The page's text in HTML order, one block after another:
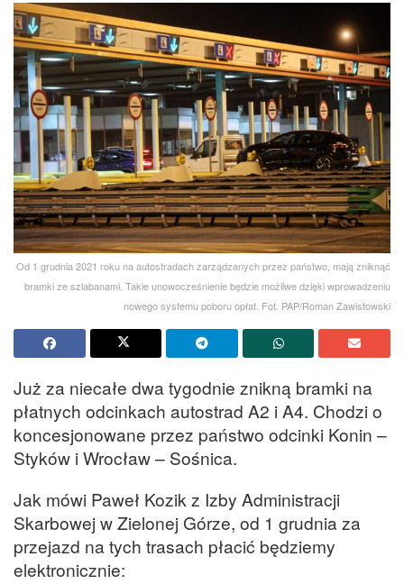
Od 1 grudnia 2021 roku na autostradach zarządzanych przez państwo, mają zniknąć
bramki ze szlabanami. Takie unowocześnienie będzie możliwe dzięki wprowadzeniu
nowego systemu poboru opłat. Fot. PAP/Roman Zawistowski
Już za niecałe dwa tygodnie znikną bramki na
płatnych odcinkach autostrad A2 i A4. Chodzi o
koncesjonowane przez państwo odcinki Konin –
Styków i Wrocław – Sośnica.
Jak mówi Paweł Kozik z Izby Administracji
Skarbowej w Zielonej Górze, od 1 grudnia za
przejazd na tych trasach płacić będziemy
elektronicznie: